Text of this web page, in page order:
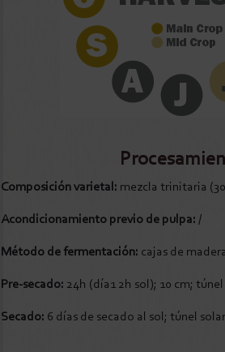
Composición varietal: mezcla trinitaria
Acondicionamiento previo de pulpa: /
Método de fermentación: cajas de
Pre-secado: 24h (día1 2h sol); 10 cm;
Secado: 6 días de secado al sol; túnel